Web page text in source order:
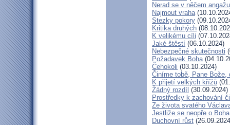
Nerad se v něčem
Najmout vraha
Stezky pokory
Kritika druhých
K velikému cíli
Jaké štěstí (06.10.2024)
Nebezpečné skutečnosti
Požadavek Boha
Čehokoli (03.10.2024)
Činíme tobě, Pane Bože,
K přijetí velkých křížů
Žádný rozdíl (30.09.2024)
Prostředky k zachování
Ze života svatého
Jestliže se neopře o Boha
Duchovní růst